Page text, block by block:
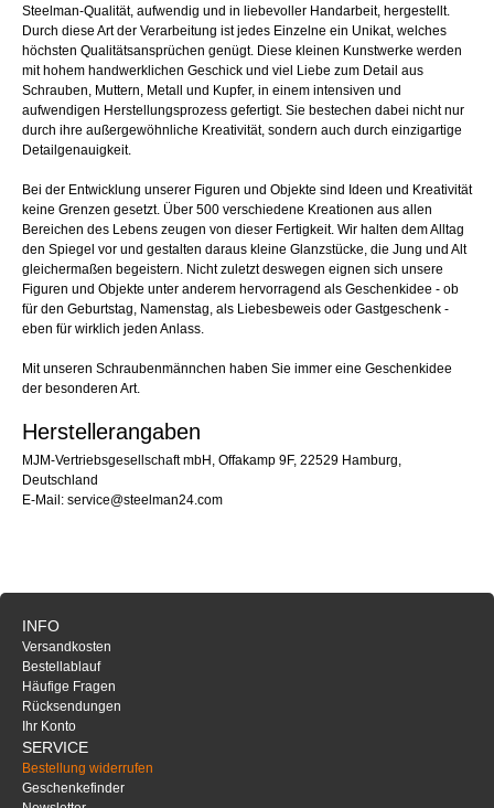
Steelman-Qualität, aufwendig und in liebevoller Handarbeit, hergestellt.
Durch diese Art der Verarbeitung ist jedes Einzelne ein Unikat, welches
höchsten Qualitätsansprüchen genügt. Diese kleinen Kunstwerke werden
mit hohem handwerklichen Geschick und viel Liebe zum Detail aus
Schrauben, Muttern, Metall und Kupfer, in einem intensiven und
aufwendigen Herstellungsprozess gefertigt. Sie bestechen dabei nicht nur
durch ihre außergewöhnliche Kreativität, sondern auch durch einzigartige
Detailgenauigkeit.
Bei der Entwicklung unserer Figuren und Objekte sind Ideen und Kreativität
keine Grenzen gesetzt. Über 500 verschiedene Kreationen aus allen
Bereichen des Lebens zeugen von dieser Fertigkeit. Wir halten dem Alltag
den Spiegel vor und gestalten daraus kleine Glanzstücke, die Jung und Alt
gleichermaßen begeistern. Nicht zuletzt deswegen eignen sich unsere
Figuren und Objekte unter anderem hervorragend als Geschenkidee - ob
für den Geburtstag, Namenstag, als Liebesbeweis oder Gastgeschenk -
eben für wirklich jeden Anlass.
Mit unseren Schraubenmännchen haben Sie immer eine Geschenkidee
der besonderen Art.
Herstellerangaben
MJM-Vertriebsgesellschaft mbH, Offakamp 9F, 22529 Hamburg,
Deutschland
E-Mail: service@steelman24.com
INFO
Versandkosten
Bestellablauf
Häufige Fragen
Rücksendungen
Ihr Konto
SERVICE
Bestellung widerrufen
Geschenkefinder